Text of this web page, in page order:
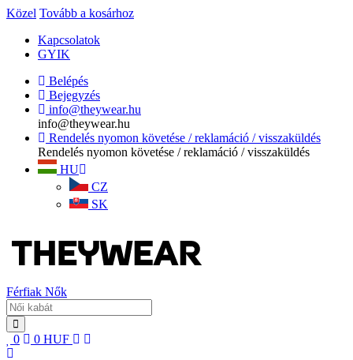
Közel Tovább a kosárhoz
Kapcsolatok
GYIK
Belépés
Bejegyzés
info@theywear.hu
info@theywear.hu
Rendelés nyomon követése / reklamáció / visszaküldés
Rendelés nyomon követése / reklamáció / visszaküldés
HU
CZ
SK
Férfiak Nők
0 0 HUF